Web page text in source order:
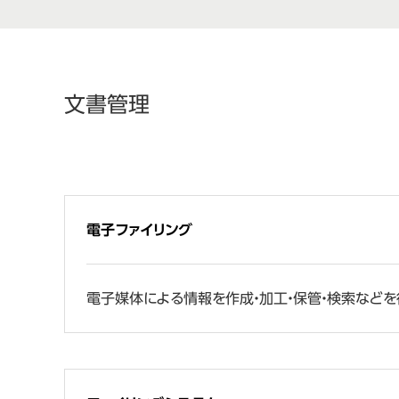
文書管理
電子ファイリング
電子媒体による情報を作成・加工・保管・検索などを